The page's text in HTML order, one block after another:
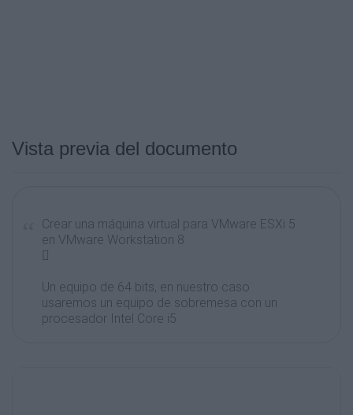
Vista previa del documento
Crear una máquina virtual para VMware ESXi 5
en VMware Workstation 8

Un equipo de 64 bits, en nuestro caso
usaremos un equipo de sobremesa con un
procesador Intel Core i5